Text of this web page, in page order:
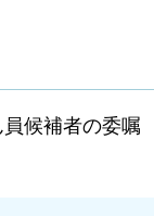
候補者の委嘱